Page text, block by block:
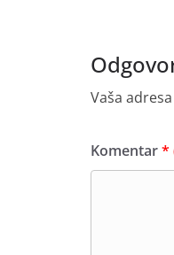
Vaša
Komentar*